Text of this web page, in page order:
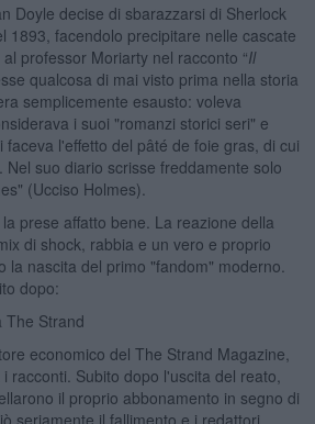
Doyle decise di sbarazzarsi di Sherlock
1893, facendolo precipitare nelle cascate
professor Moriarty nel racconto “Il
qualcosa di mai visto prima nella storia
semplicemente esausto: voleva
i suoi "romanzi storici seri" e
faceva l'effetto del pâté de foie gras, di cui
Nel suo diario scrisse freddamente solo
(Ucciso Holmes).
prese affatto bene. La reazione della
di shock, rabbia e un vero e proprio
la nascita del primo "fandom" moderno.
dopo:
The Strand
economico del The Strand Magazine,
racconti. Subito dopo l'uscita del reato,
il proprio abbonamento in segno di
seriamente il fallimento e i redattori